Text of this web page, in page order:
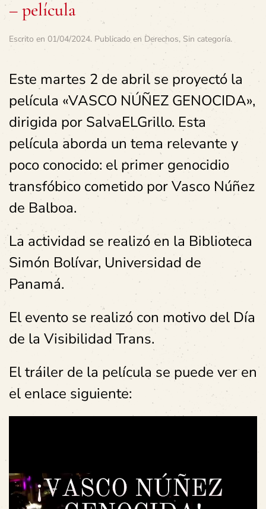
– película
Escrito en 01/04/2024. Publicado en Derechos, Sin categoría.
Este martes 2 de abril se proyectó la
película «VASCO NÚÑEZ GENOCIDA»,
dirigida por SalvaELGrillo. Esta
película aborda un tema relevante y
poco conocido: el primer genocidio
transfóbico cometido por Vasco Núñez
de Balboa.
La actividad se realizó en la Biblioteca
Simón Bolívar, Universidad de
Panamá.
El evento se realizó con motivo del Día
de la Visibilidad Trans.
El tráiler de la película se puede ver en
el enlace siguiente: